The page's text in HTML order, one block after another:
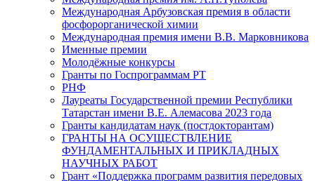
Международная Арбузовская премия в области
фосфорорганической химии
Международная премия имени В.В. Марковникова
Именные премии
Молодёжные конкурсы
Гранты по Госпрограммам РТ
РНФ
Лауреаты Государственной премии Республики
Татарстан имени В.Е. Алемасова 2023 года
Гранты кандидатам наук (постдокторантам)
ГРАНТЫ НА ОСУЩЕСТВЛЕНИЕ
ФУНДАМЕНТАЛЬНЫХ И ПРИКЛАДНЫХ
НАУЧНЫХ РАБОТ
Грант «Поддержка программ развития передовых